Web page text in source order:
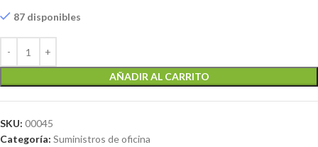
87 disponibles
AÑADIR AL CARRITO
SKU: 00045
Categoría: Suministros de oficina